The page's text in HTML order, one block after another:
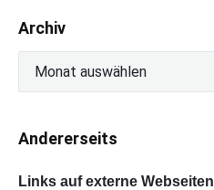
Archiv
iAndererseits
Links auf externe Webseiten